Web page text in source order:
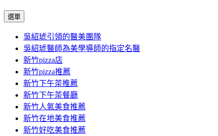
選單
主
要
內
容
吳紹琥引領的醫美團隊
吳紹琥醫師為美學導師的指定名醫
新竹pizza店
新竹pizza推薦
新竹下午茶推薦
新竹下午茶餐廳
新竹人氣美食推薦
新竹在地美食推薦
新竹好吃美食推薦